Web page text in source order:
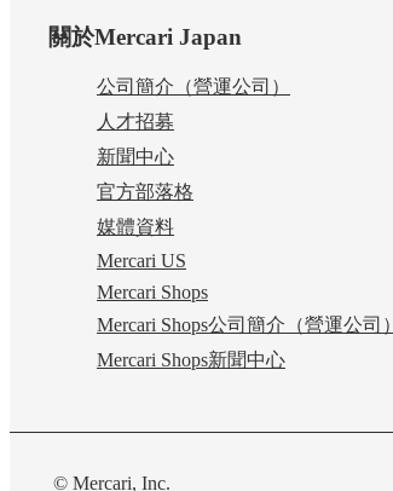
頁尾
關於Mercari Japan
公司簡介（營運公司）
人才招募
新聞中心
官方部落格
媒體資料
Mercari US
Mercari Shops
Mercari Shops公司簡介（營運公司）
Mercari Shops新聞中心
© Mercari, Inc.